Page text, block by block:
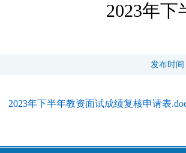
2023年
发布时间
2023年下半年教资面试成绩复核申请表